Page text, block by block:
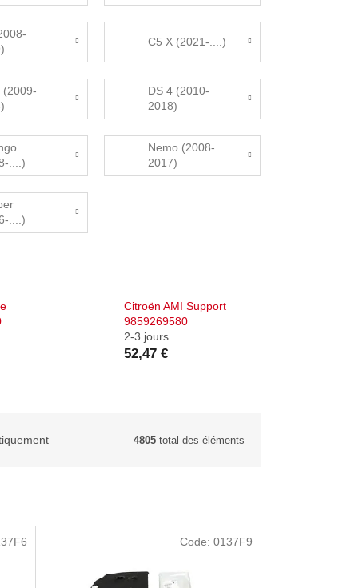
(2018-2020)
C5 X (2021-....)
(2009-
DS 4 (2010-
2018)
....)
Nemo (2008-
2017)
....)
Citroën AMI Support
9859269580
2-3 jours
52,47 €
4805 total des éléments
Code: 0137F9